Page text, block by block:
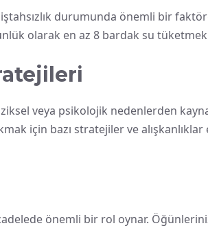
durumunda önemli bir
olarak en az 8 bardak su
veya psikolojik nedenlerden
için bazı stratejiler ve
önemli bir rol oynar.